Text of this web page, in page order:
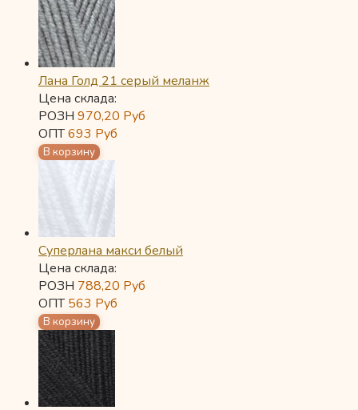
Лана Голд 21 серый меланж
Цена склада:
РОЗН 970,20 Руб
ОПТ693 Руб
Суперлана макси белый
Цена склада:
РОЗН 788,20 Руб
ОПТ563 Руб